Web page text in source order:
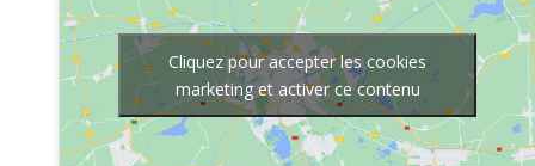
Cliquez pour accepter les cookies
marketing et activer ce contenu